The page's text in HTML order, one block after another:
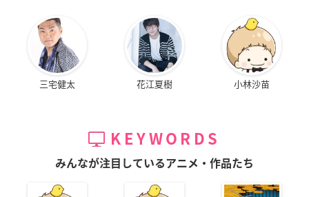
三宅健太 花江夏樹 小林沙苗
KEYWORDS
みんなが注目しているアニメ・作品たち